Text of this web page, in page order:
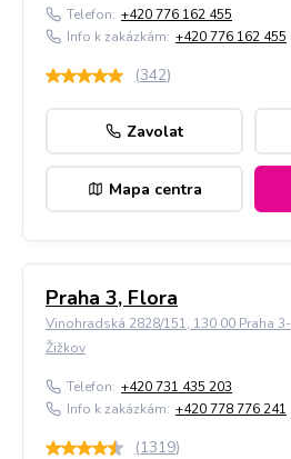
Telefon: +420 776 162 455
Info k zakázkám: +420 776 162 455
(342)
Zavolat
Mapa centra
Praha 3, Flora
Vinohradská 2828/151, 130 00 Praha 3-
Žižkov
Telefon: +420 731 435 203
Info k zakázkám: +420 778 776 241
(1319)